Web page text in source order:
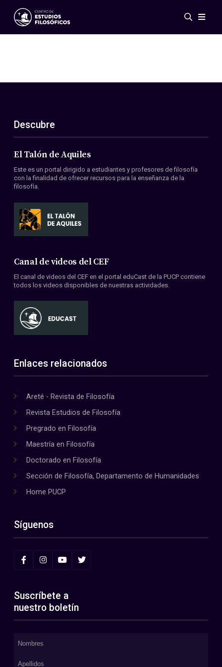
Eventos
ES
EN
Acerca de nosotros
Miembros
Convenios
Descubre
El Talón de Aquiles
Este es un portal dirigido a estudiantes y profesores de filosofía
con la finalidad de ofrecer recursos para la enseñanza de la
filosofía.
Canal de videos del CEF
El canal de videos del CEF en el portal eduCast de la PUCP contiene
todos los videos disponibles de nuestras actividades.
Enlaces relacionados
Areté - Revista de Filosofía
Revista Estudios de Filosofía
Pregrado en Filosofía
Maestría en Filosofía
Doctorado en Filosofía
Sección de Filosofía, Departamento de Humanidades
Home PUCP
Síguenos
Suscríbete a
nuestro boletín